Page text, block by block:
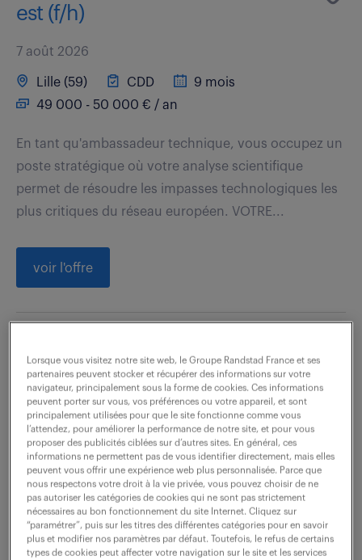
est (f/h)
7 août 2026
Lille (59) CDD
9 mois
49 000 - 50 000 € / an
En tant qu'ambassadeur technique, vous occupez un
poste stratégique où votre analyse scientifique
permet de résoudre les impasses technologiques les
plus critiques du réseau européen. VOTRE...
voir l'offre
7 août 2026
Croix (59) intérim
211 jour(s)
22 500 - 23 500 € / mois
Support utilisateurs (N1 / N2) : Traitement des
demandes utilisateurs majoritairement par mail
Qualification, diagnostic et résolution des incidents
et demandes Escalade vers les équipes concernées...
Lorsque vous visitez notre site web, le Groupe Randstad France et ses
partenaires peuvent stocker et récupérer des informations sur votre
navigateur, principalement sous la forme de cookies. Ces informations
peuvent porter sur vous, vos préférences ou votre appareil, et sont
principalement utilisées pour que le site fonctionne comme vous
l’attendez, pour améliorer la performance de notre site, et pour vous
proposer des publicités ciblées sur d’autres sites. En général, ces
informations ne permettent pas de vous identifier directement, mais elles
peuvent vous offrir une expérience web plus personnalisée. Parce que
nous respectons votre droit à la vie privée, vous pouvez choisir de ne
pas autoriser les catégories de cookies qui ne sont pas strictement
nécessaires au bon fonctionnement du site Internet. Cliquez sur
“paramétrer”, puis sur les titres des différentes catégories pour en savoir
plus et modifier nos paramètres par défaut. Toutefois, le refus de certains
types de cookies peut affecter votre navigation sur le site et les services